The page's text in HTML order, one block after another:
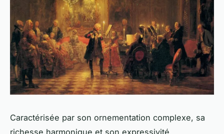
Caractérisée par son ornementation complexe, sa
richesse harmonique et son expressivité